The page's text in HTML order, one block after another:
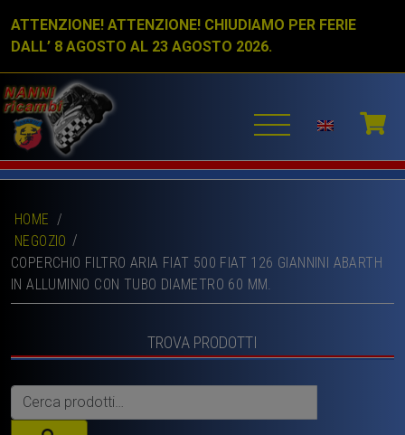
ATTENZIONE! ATTENZIONE! CHIUDIAMO PER FERIE
DALL’ 8 AGOSTO AL 23 AGOSTO 2026.
HOME /
NEGOZIO
COPERCHIO FILTRO ARIA FIAT 500 FIAT 126 GIANNINI ABARTH
IN ALLUMINIO CON TUBO DIAMETRO 60 MM.
TROVA PRODOTTI
Cerca: